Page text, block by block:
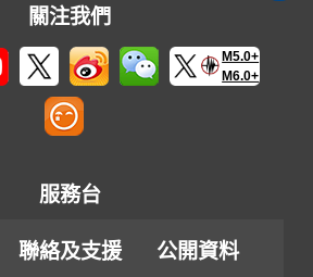
關注我們
M5.0+
M6.0+
服務台
聯絡及支援
公開資料